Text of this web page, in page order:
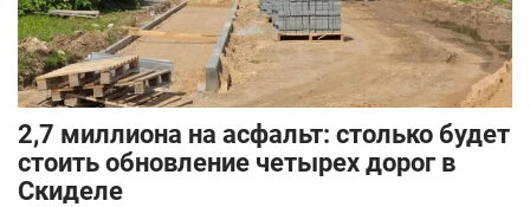
2,7 миллиона на асфальт: столько будет
стоить обновление четырех дорог в
Скиделе